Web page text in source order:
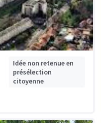
Idée non retenue en
présélection
citoyenne